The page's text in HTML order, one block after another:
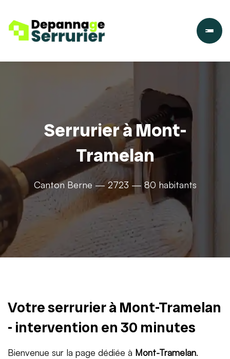
Serrurier à Mont-
Tramelan
Canton Berne — 2723 — 80 habitants
Votre serrurier à Mont-Tramelan
- intervention en 30 minutes
Bienvenue sur la page dédiée à Mont-Tramelan.